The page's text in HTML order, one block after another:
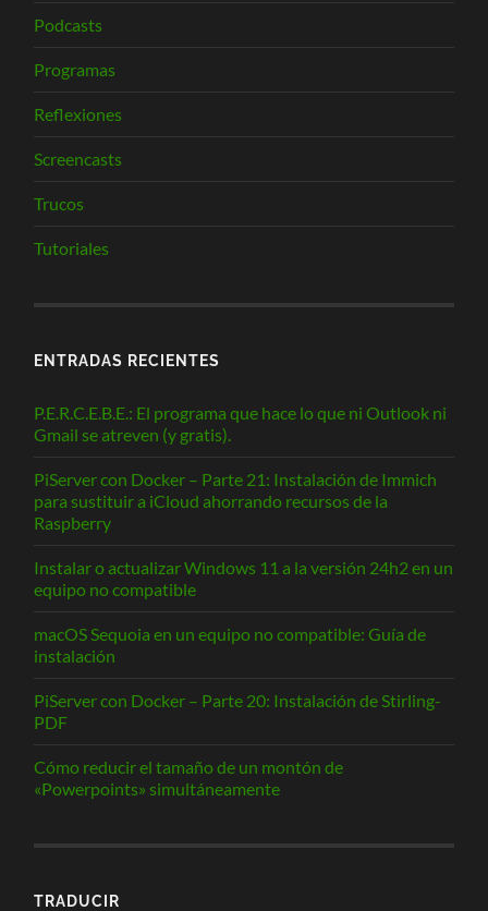
Podcasts
Programas
Reflexiones
Screencasts
Trucos
Tutoriales
ENTRADAS RECIENTES
P.E.R.C.E.B.E.: El programa que hace lo que ni Outlook ni
Gmail se atreven (y gratis).
PiServer con Docker – Parte 21: Instalación de Immich
para sustituir a iCloud ahorrando recursos de la
Raspberry
Instalar o actualizar Windows 11 a la versión 24h2 en un
equipo no compatible
macOS Sequoia en un equipo no compatible: Guía de
instalación
PiServer con Docker – Parte 20: Instalación de Stirling-
PDF
Cómo reducir el tamaño de un montón de
«Powerpoints» simultáneamente
TRADUCIR